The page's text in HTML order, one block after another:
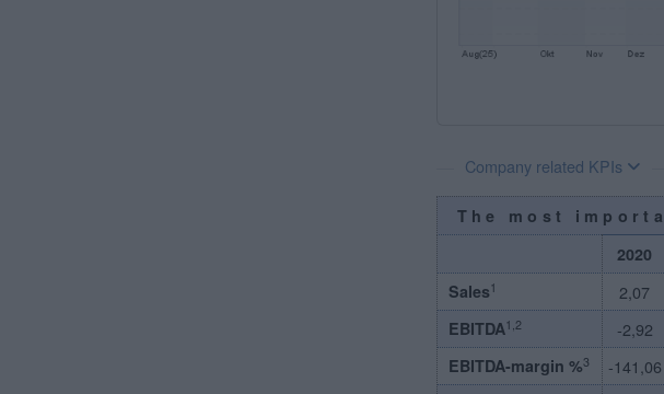
Company related KPIs
The most
2020
Sales1 2,07
EBITDA1,2 -2,92
EBITDA-margin %3 -141,06